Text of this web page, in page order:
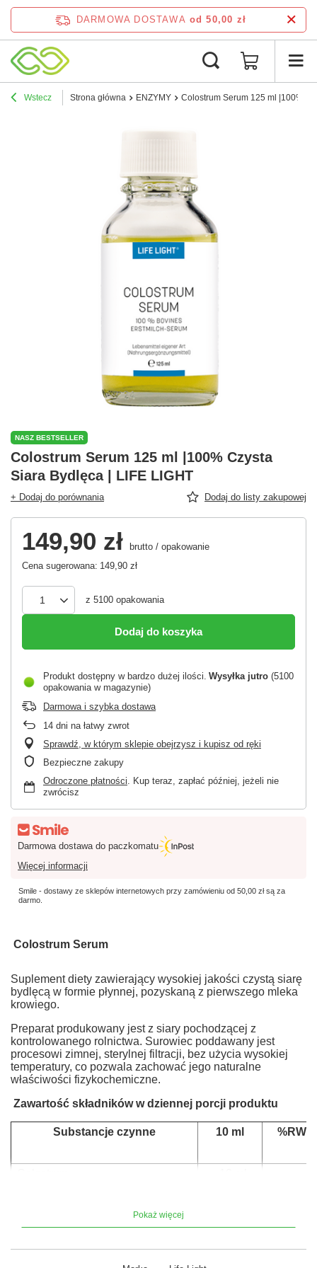
DARMOWA DOSTAWA od 50,00 zł
Wstecz Strona główna ENZYMY Colostrum Serum 125 ml |100%
NASZ BESTSELLER
Colostrum Serum 125 ml |100% Czysta
Siara Bydlęca | LIFE LIGHT
+ Dodaj do porównania Dodaj do listy zakupowej
149,90 zł brutto / opakowanie
Cena sugerowana: 149,90 zł
z 5100 opakowania
Dodaj do koszyka
Produkt dostępny w bardzo dużej ilości Wysyłka jutro (5100
opakowania w magazynie)
Darmowa i szybka dostawa
14 dni na łatwy zwrot
Sprawdź, w którym sklepie obejrzysz i kupisz od ręki
Bezpieczne zakupy
Odroczone płatności . Kup teraz, zapłać później, jeżeli nie
zwrócisz
Darmowa dostawa do paczkomatu
Więcej informacji
Smile - dostawy ze sklepów internetowych przy zamówieniu od 50,00 złsą za
darmo.
Colostrum Serum
Suplement diety zawierający wysokiej jakości czystą siarę
bydlęcą w formie płynnej, pozyskaną z pierwszego mleka
krowiego.
Preparat produkowany jest z siary pochodzącej z
kontrolowanego rolnictwa. Surowiec poddawany jest
procesowi zimnej, sterylnej filtracji, bez użycia wysokiej
temperatury, co pozwala zachować jego naturalne
właściwości fizykochemiczne.
Zawartość składników w dziennej porcji produktu
Substancje czynne 10 ml %RWS
w tym immunoglobuliny
%RWS - Referencyjna wartość spożycia dla przeciętnej
Pokaż więcej